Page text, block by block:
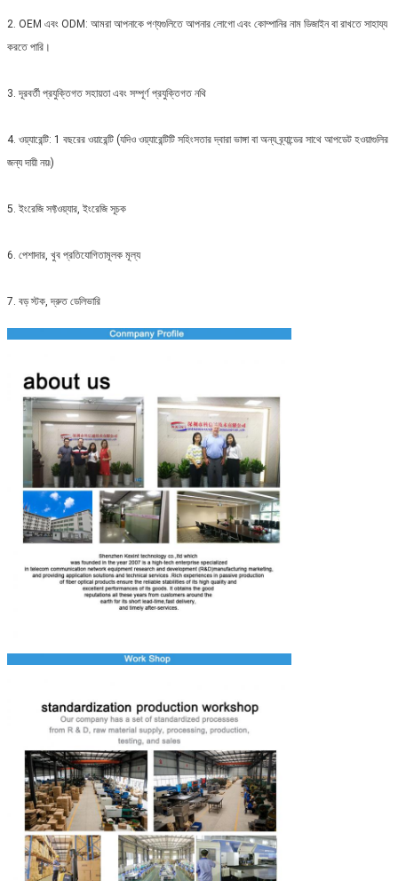
2. OEM এবং ODM: আমরা আপনাকে পণ্যগুলিতে আপনার লোগো এবং কোম্পানির নাম ডিজাইন বা রাখতে সাহায্য
করতে পারি।
3. দূরবর্তী প্রযুক্তিগত সহায়তা এবং সম্পূর্ণ প্রযুক্তিগত নথি
4. ওয়্যারেন্টি: 1 বছরের ওয়ারেন্টি (যদিও ওয়্যারেন্টিটি সহিংসতার দ্বারা ভাঙ্গা বা অন্য ব্র্যান্ডের সাথে আপডেট হওয়াগুলির
জন্য দায়ী নয়৷)
5. ইংরেজি সফ্টওয়্যার, ইংরেজি সূচক
6. পেশাদার, খুব প্রতিযোগিতামূলক মূল্য
7. বড় স্টক, দ্রুত ডেলিভারি